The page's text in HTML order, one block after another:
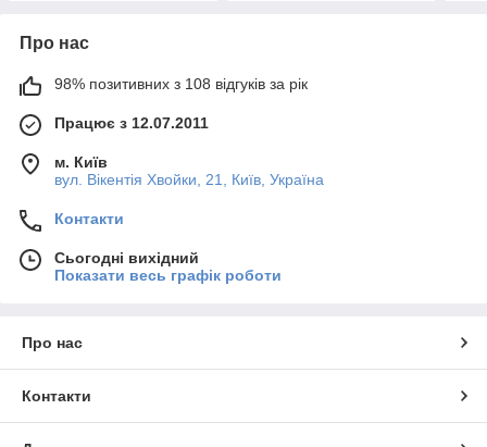
Про нас
98% позитивних з 108 відгуків за рік
Працює з 12.07.2011
м. Київ
вул. Вікентія Хвойки, 21, Київ, Україна
Контакти
Сьогодні вихідний
Показати весь графік роботи
Про нас
Контакти